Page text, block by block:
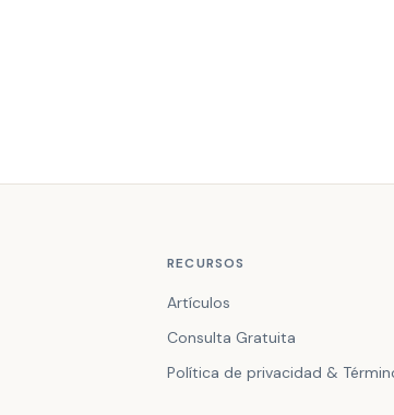
RECURSOS
Artículos
Consulta Gratuita
Política de privacidad &